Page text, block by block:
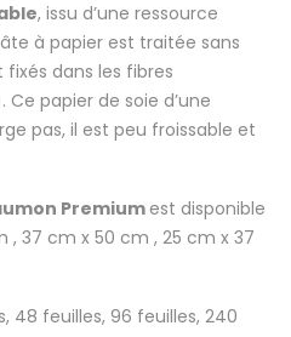
, issu d’une ressource
à papier est traitée sans
dans les fibres
papier de soie d’une
pas, il est peu froissable et
Premium est disponible
37 cm x 50 cm , 25 cm x 37
48 feuilles, 96 feuilles, 240